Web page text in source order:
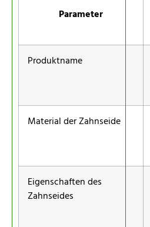
Parameter
Produktname
Material der Zahnseide
Eigenschaften des
Zahnseides